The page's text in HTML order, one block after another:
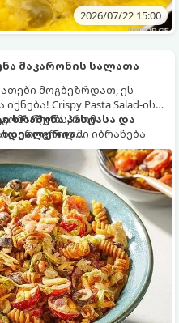
2026/07/22 15:00
მაკარონის სალათა
მოგბეზრდათ, ეს
Crispy Pasta Salad-ის
რომ
აეროგრილში იბრაწება
რის შემდეგაც ერევა
არომატულ დრესინგს.
ხრაშუნა პასტასა და
იდეალურია
ან ვახშმისთვის!